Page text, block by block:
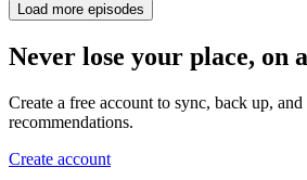
Load more episodes
Never lose your place, on
Create a free account to sync, back up, and
recommendations.
Create account